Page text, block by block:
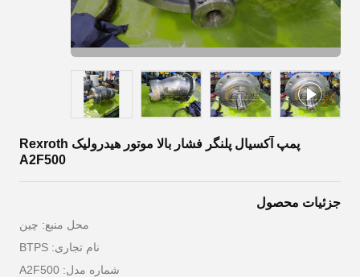
پمپ آکسیال پلنگر فشار بالا موتور هیدرولیک Rexroth
A2F500
جزئیات محصول
محل منبع: چین
نام تجاری: BTPS
شماره مدل: A2F500